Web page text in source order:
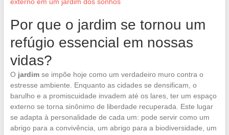
Por que o jardim se tornou um
refúgio essencial em nossas
vidas?
O jardimse impõe hoje como um verdadeiro muro contra o
estresse ambiente. Enquanto as cidades se densificam, o
barulho e a promiscuidade invadem até os lares, ter um espaço
externo se torna sinônimo de liberdade recuperada. Este lugar
se adapta à personalidade de cada um: pode servir como um
abrigo para a convivência, um abrigo para a biodiversidade, um